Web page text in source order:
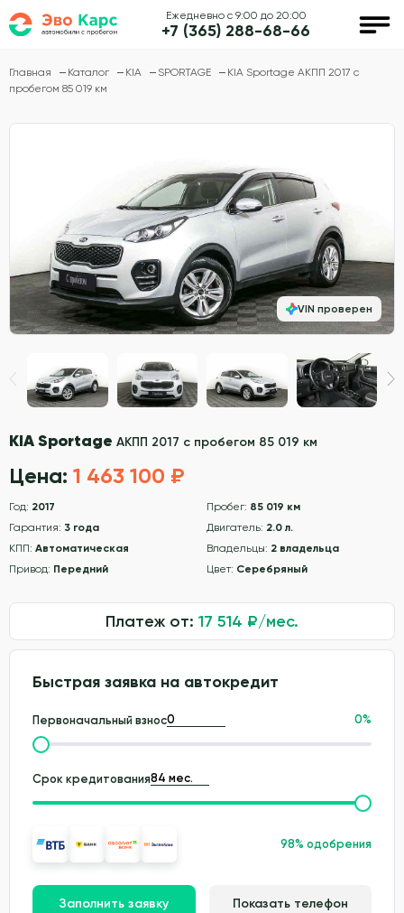
Ежедневно с 9:00 до 20:00
+7 (365) 288-68-66
Главная Каталог KIA SPORTAGE
KIA Sportage АКПП 2017 с
пробегом 85 019 км
KIA Sportage АКПП 2017 с пробегом 85 019 км
Цена: 1 463 100 ₽
Год: 2017 Пробег: 85 019 км
Гарантия: 3 года Двигатель: 2.0 л.
КПП: Автоматическая Владельцы: 2 владельца
Привод: Передний Цвет: Серебряный
Платеж от: 17 514 ₽/мес.
Быстрая заявка на автокредит
Первоначальный взнос 0%
Срок кредитования
98% одобрения
Заполнить заявку Показать телефон
VIN проверен